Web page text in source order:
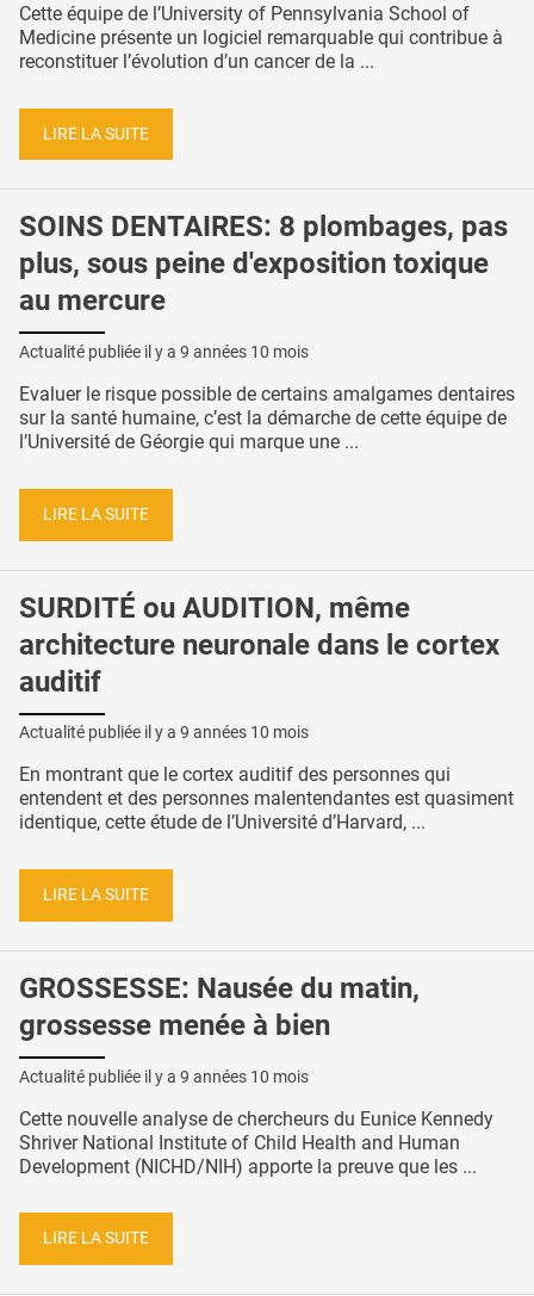
Cette équipe de l’University of Pennsylvania School of
Medicine présente un logiciel remarquable qui contribue à
reconstituer l’évolution d’un cancer de la ...
LIRE LA SUITE
SOINS DENTAIRES: 8 plombages, pas
plus, sous peine d'exposition toxique
au mercure
Actualité publiée il y a 9 années 10 mois
Evaluer le risque possible de certains amalgames dentaires
sur la santé humaine, c’est la démarche de cette équipe de
l’Université de Géorgie qui marque une ...
LIRE LA SUITE
SURDITÉ ou AUDITION, même
architecture neuronale dans le cortex
auditif
Actualité publiée il y a 9 années 10 mois
En montrant que le cortex auditif des personnes qui
entendent et des personnes malentendantes est quasiment
identique, cette étude de l’Université d’Harvard, ...
LIRE LA SUITE
GROSSESSE: Nausée du matin,
grossesse menée à bien
Actualité publiée il y a 9 années 10 mois
Cette nouvelle analyse de chercheurs du Eunice Kennedy
Shriver National Institute of Child Health and Human
Development (NICHD/NIH) apporte la preuve que les ...
LIRE LA SUITE